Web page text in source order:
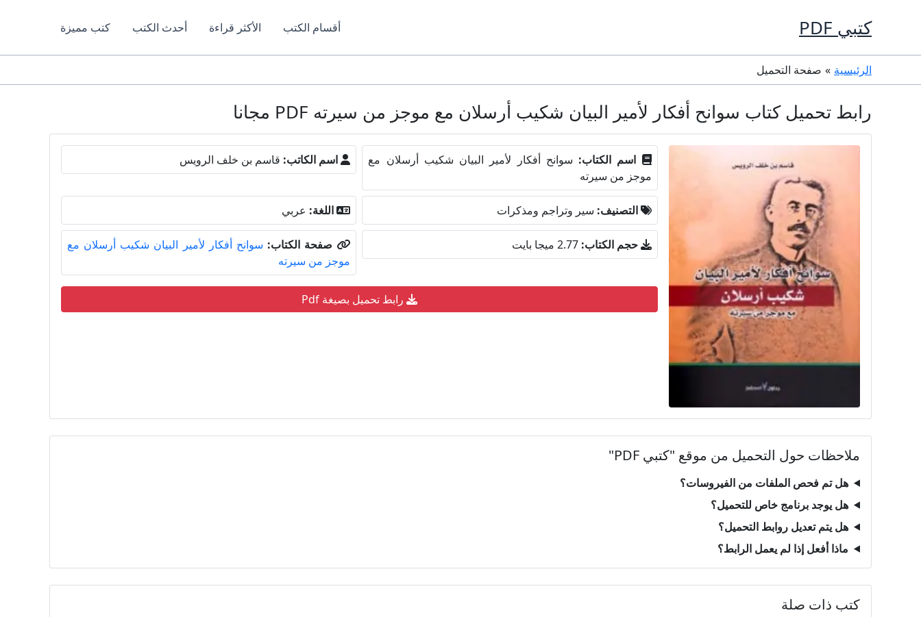
كتبي PDF أقسام الكتب الأكثر قراءة أحدث الكتب كتب مميزة
الرئيسية صفحة التحميل
رابط تحميل كتاب سوانح أفكار لأمير البيان شكيب أرسلان مع موجز من سيرته PDF مجانا
اسم الكتاب: سوانح أفكار لأمير البيان شكيب أرسلان مع
موجز من سيرته
اسم الكاتب: قاسم بن خلف الرويس
التصنيف: سير وتراجم ومذكرات اللغة: عربي
حجم الكتاب: 2.77 ميجا بايت صفحة الكتاب: سوانح أفكار لأمير البيان شكيب أرسلان مع
موجز من سيرته
رابط تحميل بصيغة Pdf
ملاحظات حول التحميل من موقع "كتبي PDF"
هل تم فحص الملفات من الفيروسات؟
هل يوجد برنامج خاص للتحميل؟
هل يتم تعديل روابط التحميل؟
ماذا أفعل إذا لم يعمل الرابط؟
كتب ذات صلة